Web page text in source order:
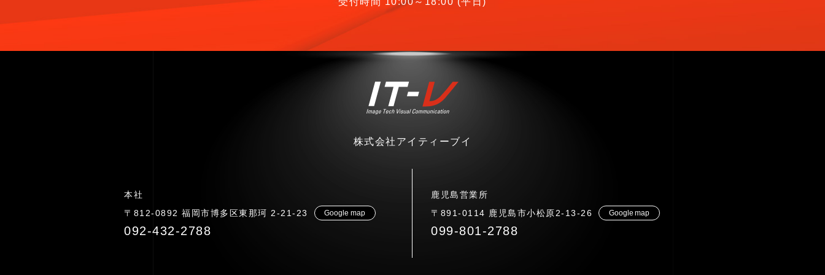
株式会社アイティーブイ
本社
〒812-0892 福岡市博多区東那珂 2-21-23
Google map
092-432-2788
鹿児島営業所
〒891-0114 鹿児島市小松原2-13-26
Google map
099-801-2788